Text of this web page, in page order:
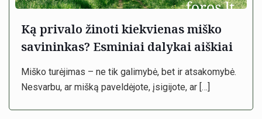
Ką privalo žinoti kiekvienas miško
savininkas? Esminiai dalykai aiškiai
Miško turėjimas – ne tik galimybė, bet ir atsakomybė.
Nesvarbu, ar mišką paveldėjote, įsigijote, ar […]